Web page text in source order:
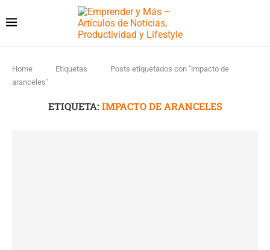
Home Etiquetas
Posts etiquetados con "impacto de
aranceles"
ETIQUETA: IMPACTO DE ARANCELES